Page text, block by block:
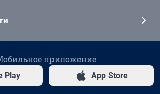
приложение
Play App Store